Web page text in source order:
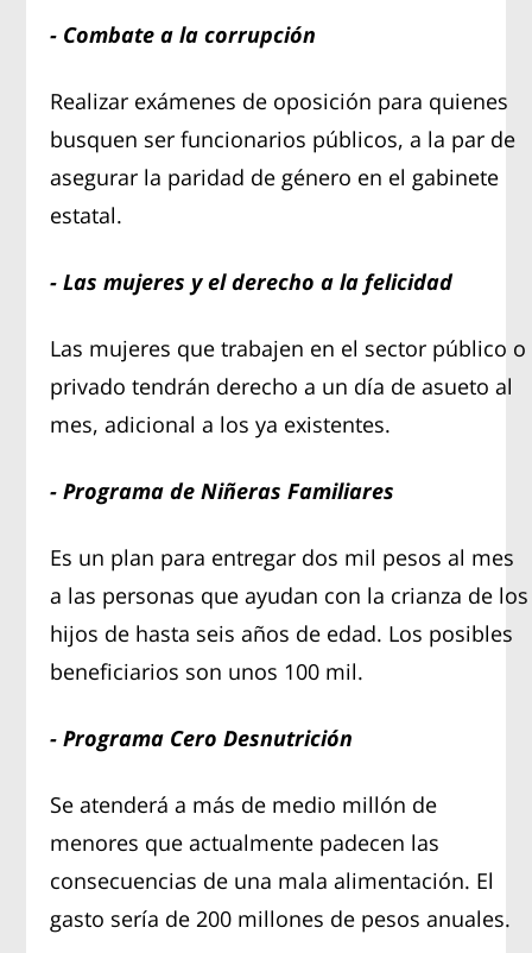
- Combate a la corrupción
Realizar exámenes de oposición para quienes
busquen ser funcionarios públicos, a la par de
asegurar la paridad de género en el gabinete
estatal.
- Las mujeres y el derecho a la felicidad
Las mujeres que trabajen en el sector público o
privado tendrán derecho a un día de asueto al
mes, adicional a los ya existentes.
- Programa de Niñeras Familiares
Es un plan para entregar dos mil pesos al mes
a las personas que ayudan con la crianza de los
hijos de hasta seis años de edad. Los posibles
beneficiarios son unos 100 mil.
- Programa Cero Desnutrición
Se atenderá a más de medio millón de
menores que actualmente padecen las
consecuencias de una mala alimentación. El
gasto sería de 200 millones de pesos anuales.